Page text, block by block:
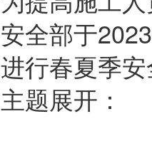
安全部于
进行春夏季
主题展开：